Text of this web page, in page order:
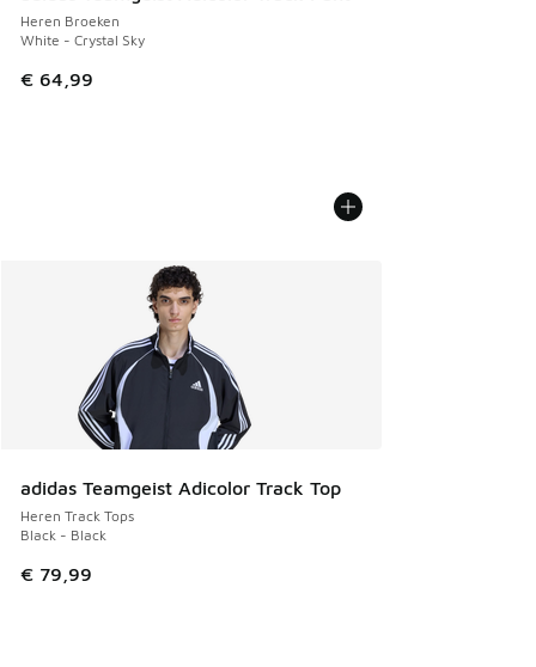
Heren Broeken
White - Crystal Sky
€ 64,99
adidas Teamgeist Adicolor Track Top
Heren Track Tops
Black - Black
€ 79,99